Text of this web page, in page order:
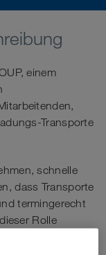
einem
Transporte
schnelle
dass Transporte
termingerecht
Rolle